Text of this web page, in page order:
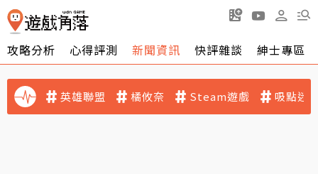
攻略分析 心得評測 新聞資訊 快評雜談 紳士專區
英雄聯盟 橘攸奈 Steam遊戲 吸點迷